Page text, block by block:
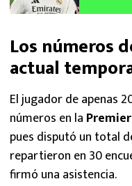
Los números
actual
El jugador de apenas
números en la
pues disputó un total
repartieron en 30
firmó una asistencia.